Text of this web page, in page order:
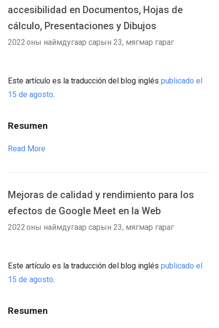
accesibilidad en Documentos, Hojas de
cálculo, Presentaciones y Dibujos
2022 оны наймдугаар сарын 23, мягмар гараг
Este artículo es la traducción del blog inglés publicado el
15 de agosto.
Resumen
Read More
Mejoras de calidad y rendimiento para los
efectos de Google Meet en la Web
2022 оны наймдугаар сарын 23, мягмар гараг
Este artículo es la traducción del blog inglés publicado el
15 de agosto.
Resumen